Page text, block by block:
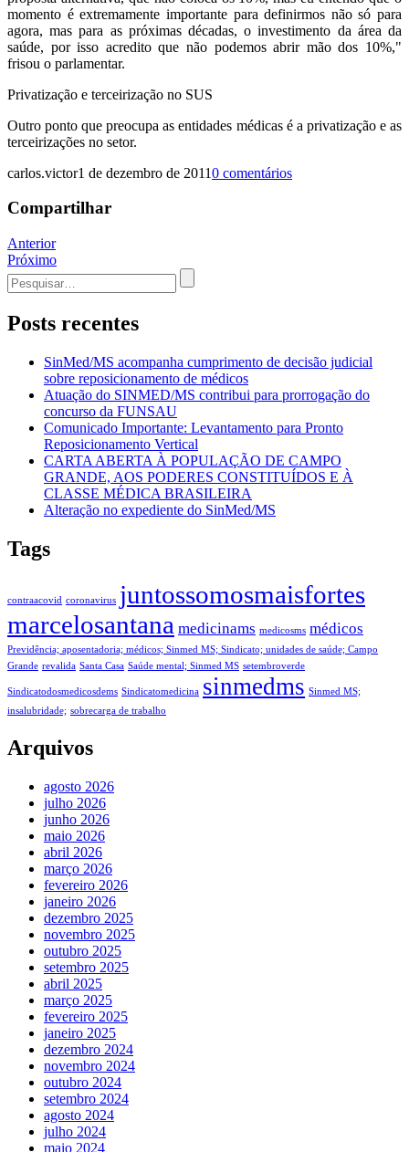
momento é extremamente importante para definirmos não só para
agora, mas para as próximas décadas, o investimento da área da
saúde, por isso acredito que não podemos abrir mão dos 10%,"
frisou o parlamentar.
Privatização e terceirização no SUS
Outro ponto que preocupa as entidades médicas é a privatização e as
terceirizações no setor.
carlos.victor1 de dezembro de 20110 comentários
Compartilhar
Navegação
de
Post
Anterior
Próximo
Procurar
por:
Posts recentes
SinMed/MS acompanha cumprimento de decisão judicial
sobre reposicionamento de médicos
Atuação do SINMED/MS contribui para prorrogação do
concurso da FUNSAU
Comunicado Importante: Levantamento para Pronto
Reposicionamento Vertical
CARTA ABERTA À POPULAÇÃO DE CAMPO
GRANDE, AOS PODERES CONSTITUÍDOS E À
CLASSE MÉDICA BRASILEIRA
Alteração no expediente do SinMed/MS
Tags
contraacovid coronavirus juntossomosmaisfortes
marcelosantana medicinams medicosms médicos
Previdência; aposentadoria; médicos; Sinmed MS; Sindicato; unidades de saúde; Campo
Grande revalida Santa Casa Saúde mental; Sinmed MS setembroverde
Sindicatodosmedicosdems Sindicatomedicina sinmedms Sinmed MS;
insalubridade; sobrecarga de trabalho
Arquivos
agosto 2026
julho 2026
junho 2026
maio 2026
abril 2026
março 2026
fevereiro 2026
janeiro 2026
dezembro 2025
novembro 2025
outubro 2025
setembro 2025
abril 2025
março 2025
fevereiro 2025
janeiro 2025
dezembro 2024
novembro 2024
outubro 2024
setembro 2024
agosto 2024
julho 2024
maio 2024